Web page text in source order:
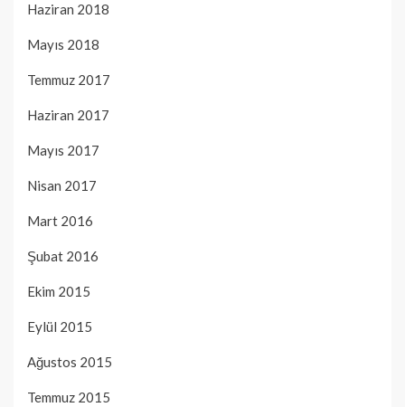
Haziran 2018
Mayıs 2018
Temmuz 2017
Haziran 2017
Mayıs 2017
Nisan 2017
Mart 2016
Şubat 2016
Ekim 2015
Eylül 2015
Ağustos 2015
Temmuz 2015